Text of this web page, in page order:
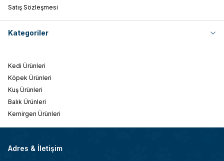
Satış Sözleşmesi
Kategoriler
Kedi Ürünleri
Köpek Ürünleri
Kuş Ürünleri
Balık Ürünleri
Kemirgen Ürünleri
Adres & İletişim